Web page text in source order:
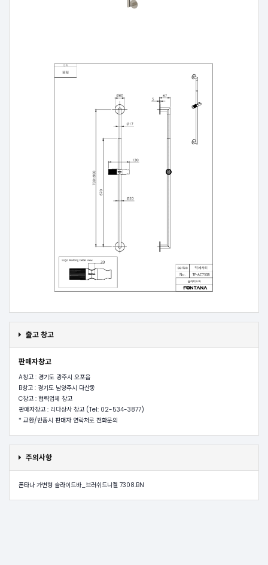
출고 창고
판매자창고
A창고 : 경기도 광주시 오포읍
B창고 : 경기도 남양주시 다산동
C창고 : 협력업체 창고
판매자창고 : 리다상사 창고 (Tel: 02-534-3877)
* 교환/반품시 판매자 연락처로 전화문의
주의사항
폰타나 가변형 슬라이드바_브러쉬드니켈 7308.BN